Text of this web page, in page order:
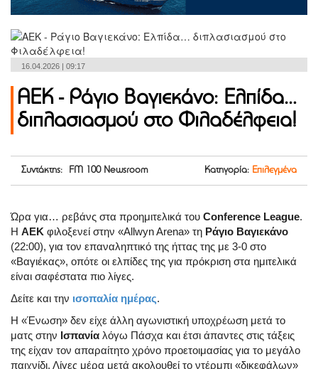
16.04.2026 | 09:17
ΑΕΚ - Ράγιο Βαγιεκάνο: Ελπίδα…
διπλασιασμού στο Φιλαδέλφεια!
Συντάκτης: FM 100 Newsroom Κατηγορία: Επιλεγμένα
Ώρα για… ρεβάνς στα προημιτελικά του Conference League.
Η ΑΕΚ φιλοξενεί στην «Allwyn Arena» τη Ράγιο Βαγιεκάνο
(22:00), για τον επαναληπτικό της ήττας της με 3-0 στο
«Βαγιέκας», οπότε οι ελπίδες της για πρόκριση στα ημιτελικά
είναι σαφέστατα πιο λίγες.
Δείτε και την ισοπαλία ημέρας.
Η «Ένωση» δεν είχε άλλη αγωνιστική υποχρέωση μετά το
ματς στην Ισπανία λόγω Πάσχα και έτσι άπαντες στις τάξεις
της είχαν τον απαραίτητο χρόνο προετοιμασίας για το μεγάλο
παιχνίδι. Λίγες μέρα μετά ακολουθεί το ντέρμπι «δικεφάλων»